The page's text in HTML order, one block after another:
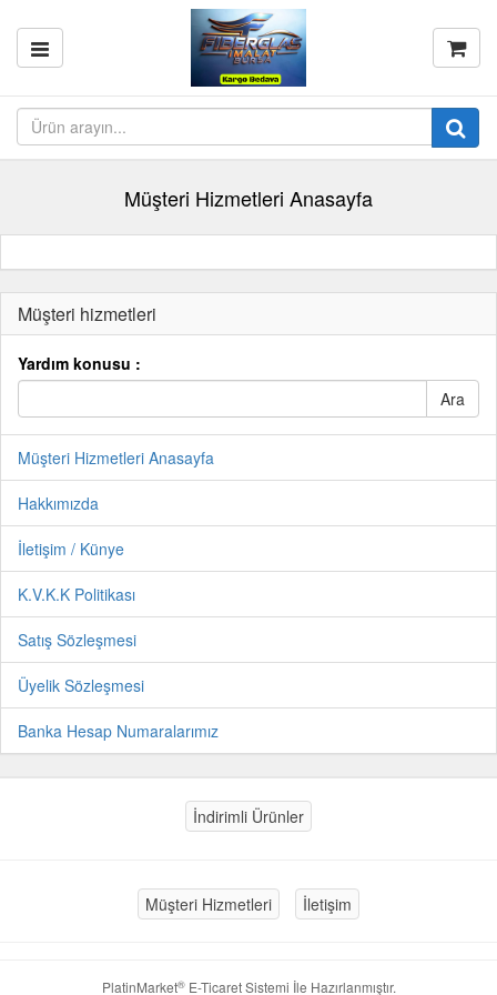
Müşteri Hizmetleri Anasayfa
Müşteri hizmetleri
Yardım konusu :
Müşteri Hizmetleri Anasayfa
Hakkımızda
İletişim / Künye
K.V.K.K Politikası
Satış Sözleşmesi
Üyelik Sözleşmesi
Banka Hesap Numaralarımız
İndirimli Ürünler
Müşteri Hizmetleri İletişim
PlatinMarket®E-Ticaret Sistemi İle Hazırlanmıştır.